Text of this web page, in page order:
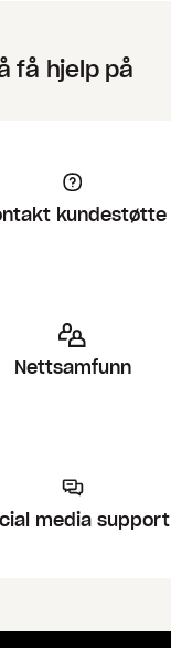
få hjelp på
kundestøtte
Nettsamfunn
media support